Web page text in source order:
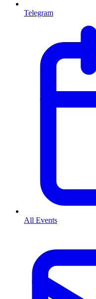
Telegram
All Events